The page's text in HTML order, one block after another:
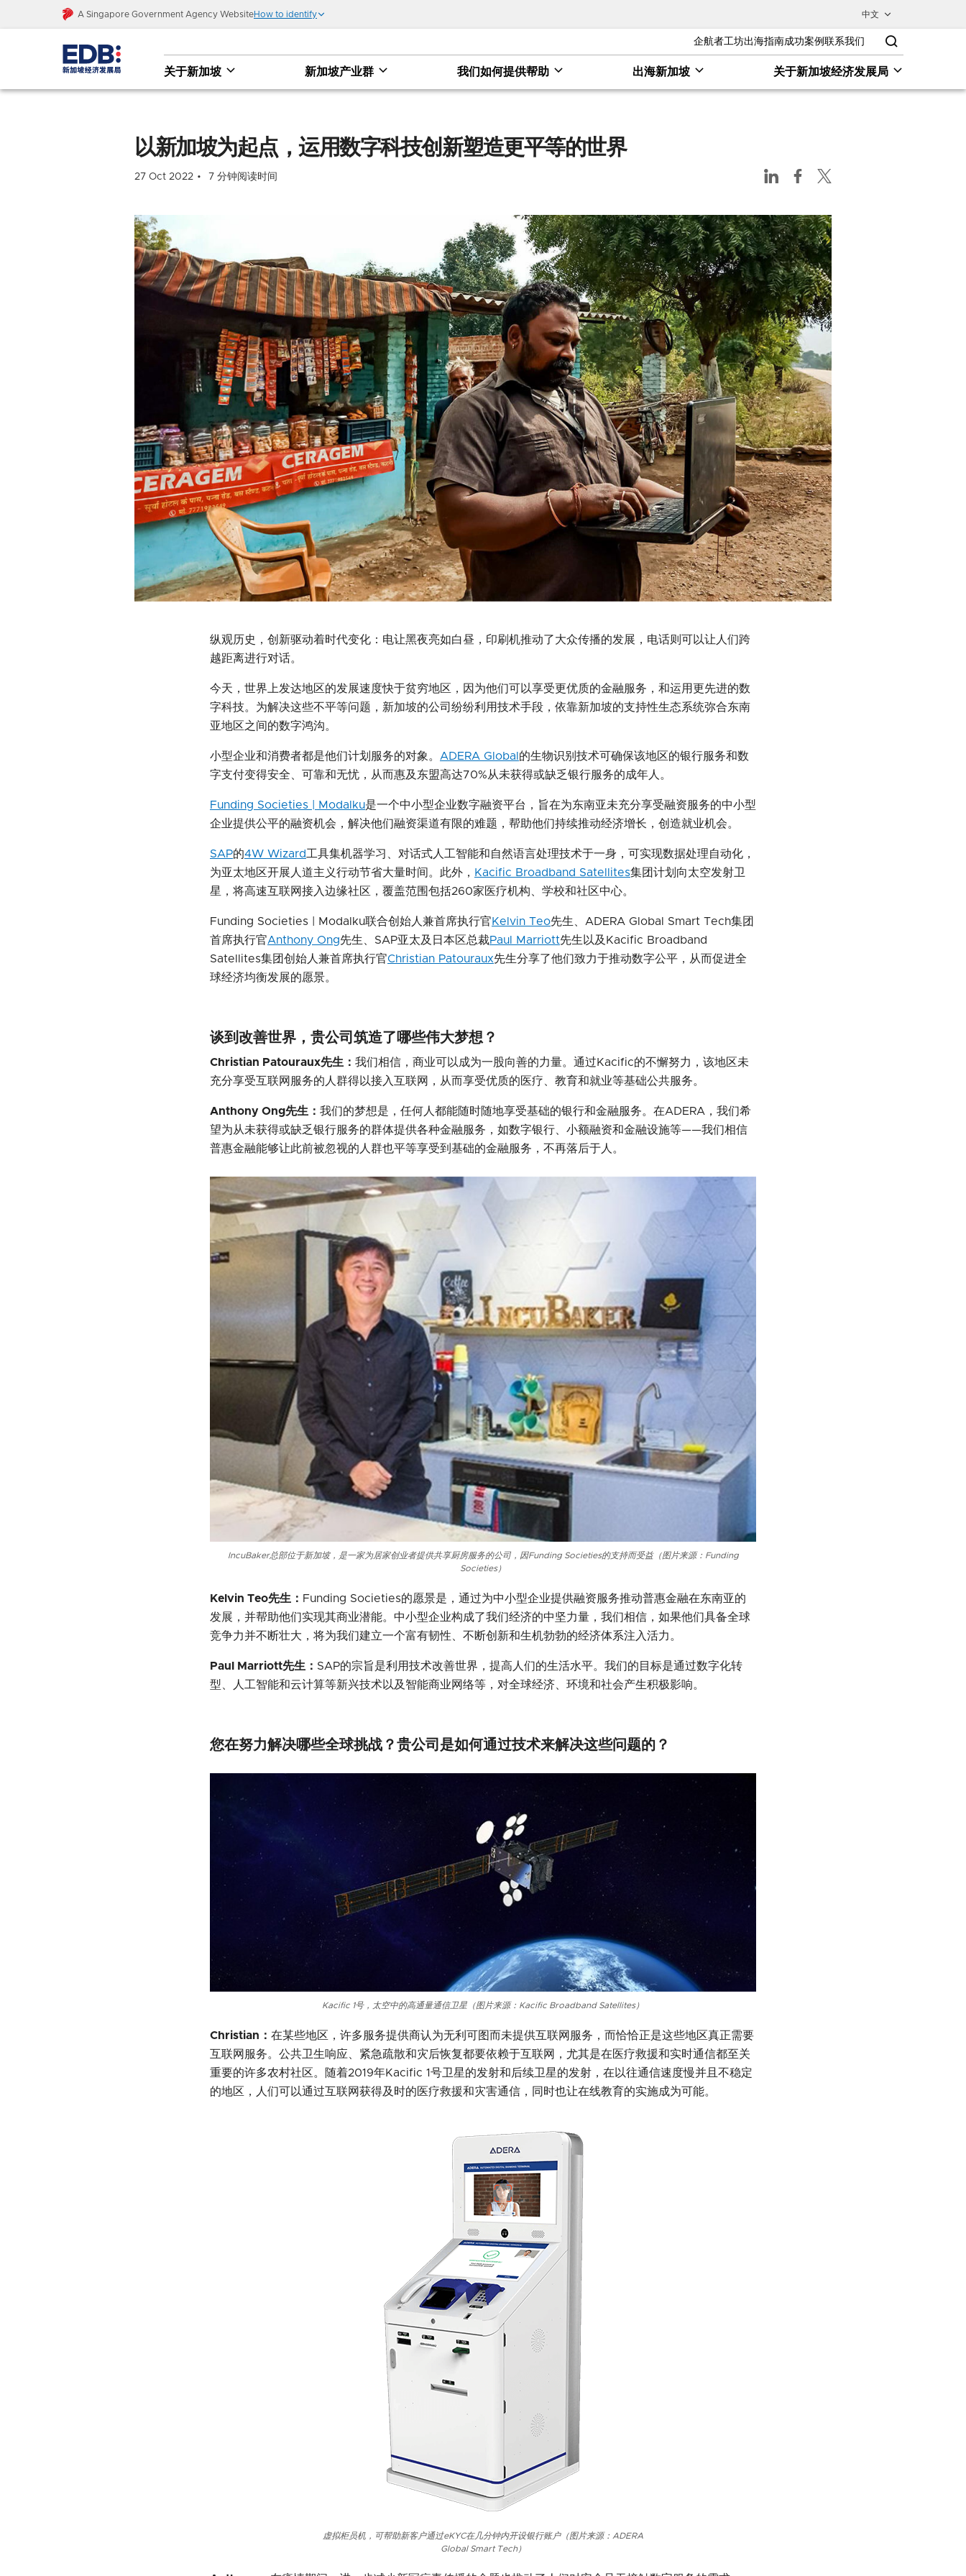
A Singapore Government Agency WebsiteHow to identify 中文
企航者工坊出海指南成功案例 联系我们
关于新加坡 新加坡产业群 我们如何提供帮助 出海新加坡 关于新加坡经济发展局
以新加坡为起点，运用数字科技创新塑造更平等的世界
以新加坡为起点，运用数字科技创新塑造更平等的世界
27 Oct 2022 7 分钟阅读时间
纵观历史，创新驱动着时代变化：电让黑夜亮如白昼，印刷机推动了大众传播的发展，电话则可以让人们跨
越距离进行对话。
今天，世界上发达地区的发展速度快于贫穷地区，因为他们可以享受更优质的金融服务，和运用更先进的数
字科技。为解决这些不平等问题，新加坡的公司纷纷利用技术手段，依靠新加坡的支持性生态系统弥合东南
亚地区之间的数字鸿沟。
小型企业和消费者都是他们计划服务的对象。 ADERA Global 的生物识别技术可确保该地区的银行服务和数
字支付变得安全、可靠和无忧，从而惠及东盟高达70%从未获得或缺乏银行服务的成年人。
Funding Societies | Modalku是一个中小型企业数字融资平台，旨在为东南亚未充分享受融资服务的中小型
企业提供公平的融资机会，解决他们融资渠道有限的难题，帮助他们持续推动经济增长，创造就业机会。
SAP的4W Wizard工具集机器学习、对话式人工智能和自然语言处理技术于一身，可实现数据处理自动化，
为亚太地区开展人道主义行动节省大量时间。此外， Kacific Broadband Satellites集团计划向太空发射卫
星，将高速互联网接入边缘社区，覆盖范围包括260家医疗机构、学校和社区中心。
Funding Societies | Modalku联合创始人兼首席执行官Kelvin Teo先生、ADERA Global Smart Tech集团
首席执行官Anthony Ong先生、SAP亚太及日本区总裁Paul Marriott先生以及Kacific Broadband
Satellites集团创始人兼首席执行官Christian Patouraux先生分享了他们致力于推动数字公平，从而促进全
球经济均衡发展的愿景。
谈到改善世界，贵公司筑造了哪些伟大梦想？
Christian Patouraux先生： 我们相信，商业可以成为一股向善的力量。通过Kacific的不懈努力，该地区未
充分享受互联网服务的人群得以接入互联网，从而享受优质的医疗、教育和就业等基础公共服务。
Anthony Ong先生： 我们的梦想是，任何人都能随时随地享受基础的银行和金融服务。在ADERA，我们希
望为从未获得或缺乏银行服务的群体提供各种金融服务，如数字银行、小额融资和金融设施等——我们相信
普惠金融能够让此前被忽视的人群也平等享受到基础的金融服务，不再落后于人。
IncuBaker总部位于新加坡，是一家为居家创业者提供共享厨房服务的公司，因Funding Societies的支持而受益（图片来源：Funding
Societies）
Kelvin Teo先生： Funding Societies的愿景是，通过为中小型企业提供融资服务推动普惠金融在东南亚的
发展，并帮助他们实现其商业潜能。中小型企业构成了我们经济的中坚力量，我们相信，如果他们具备全球
竞争力并不断壮大，将为我们建立一个富有韧性、不断创新和生机勃勃的经济体系注入活力。
Paul Marriott先生： SAP的宗旨是利用技术改善世界，提高人们的生活水平。我们的目标是通过数字化转
型、人工智能和云计算等新兴技术以及智能商业网络等，对全球经济、环境和社会产生积极影响。
您在努力解决哪些全球挑战？贵公司是如何通过技术来解决这些问题的？
Kacific 1号，太空中的高通量通信卫星（图片来源：Kacific Broadband Satellites）
Christian： 在某些地区，许多服务提供商认为无利可图而未提供互联网服务，而恰恰正是这些地区真正需要
互联网服务。公共卫生响应、紧急疏散和灾后恢复都要依赖于互联网，尤其是在医疗救援和实时通信都至关
重要的许多农村社区。随着2019年Kacific 1号卫星的发射和后续卫星的发射，在以往通信速度慢并且不稳定
的地区，人们可以通过互联网获得及时的医疗救援和灾害通信，同时也让在线教育的实施成为可能。
虚拟柜员机，可帮助新客户通过eKYC在几分钟内开设银行账户（图片来源：ADERA
Global Smart Tech）